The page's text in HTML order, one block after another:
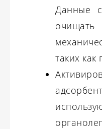
Данные
таких как